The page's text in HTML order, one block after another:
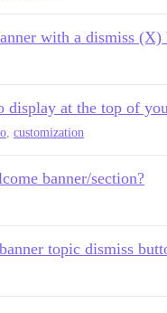
with a dismiss
display at the top of
, customization
banner/section?
topic dismiss